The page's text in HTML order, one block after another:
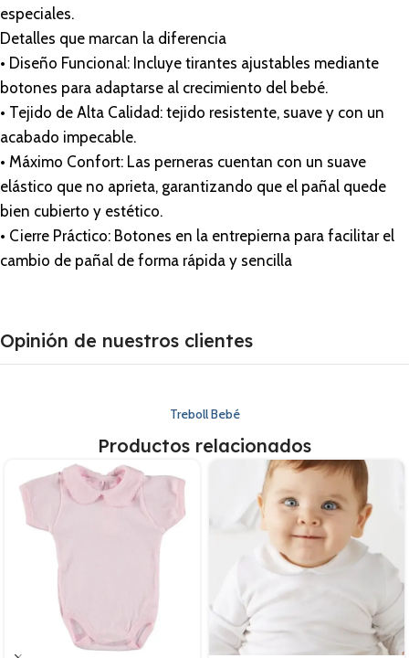
especiales.
Detalles que marcan la diferencia
• Diseño Funcional: Incluye tirantes ajustables mediante
botones para adaptarse al crecimiento del bebé.
• Tejido de Alta Calidad: tejido resistente, suave y con un
acabado impecable.
• Máximo Confort: Las perneras cuentan con un suave
elástico que no aprieta, garantizando que el pañal quede
bien cubierto y estético.
• Cierre Práctico: Botones en la entrepierna para facilitar el
cambio de pañal de forma rápida y sencilla
Opinión de nuestros clientes
Treboll Bebé
Productos relacionados